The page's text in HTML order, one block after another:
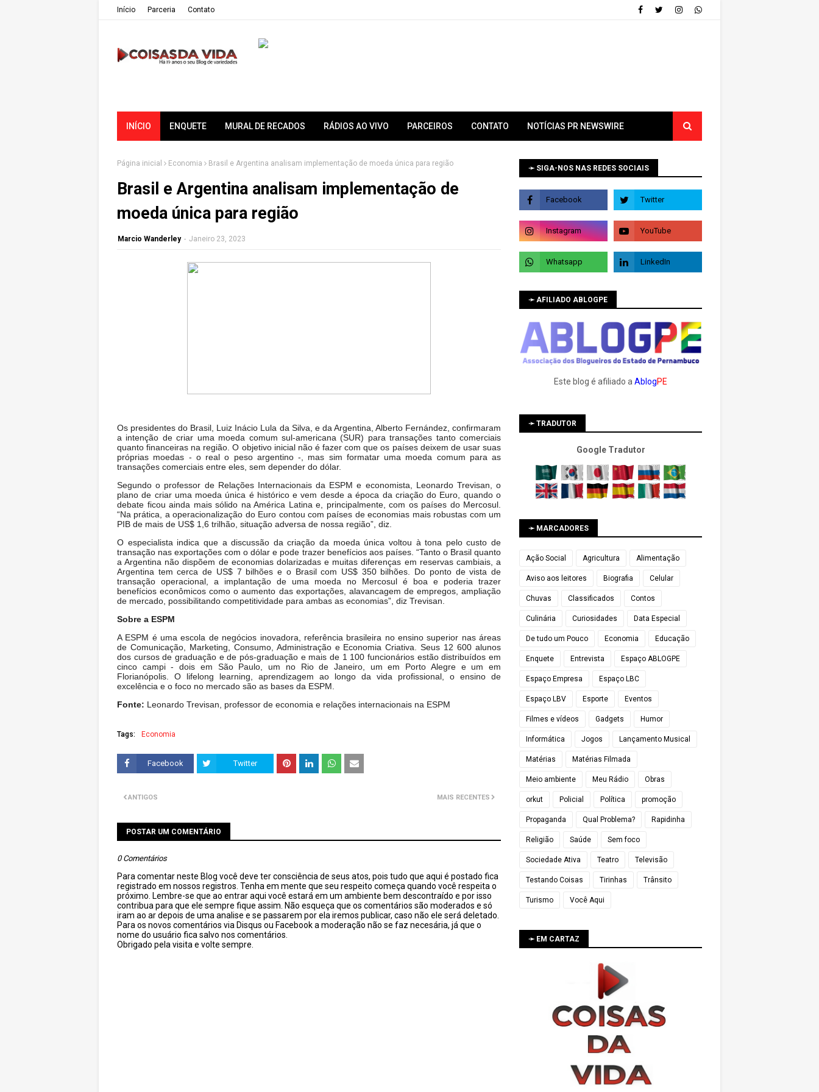
Iní­cio Parceria Contato
INÍCIO ENQUETE MURAL DE RECADOS RÁDIOS AO VIVO PARCEIROS CONTATO NOTÍCIAS PR NEWSWIRE
Página inicial Economia Brasil e Argentina analisam implementação de moeda única para região
Brasil e Argentina analisam implementação de
moeda única para região
Marcio Wanderley - Janeiro 23, 2023
Os presidentes do Brasil, Luiz Inácio Lula da Silva, e da Argentina, Alberto Fernández, confirmaram
a intenção de criar uma moeda comum sul-americana (SUR) para transações tanto comerciais
quanto financeiras na região. O objetivo inicial não é fazer com que os países deixem de usar suas
próprias moedas - o real o peso argentino -, mas sim formatar uma moeda comum para as
transações comerciais entre eles, sem depender do dólar.
Segundo o professor de Relações Internacionais da ESPM e economista, Leonardo Trevisan, o
plano de criar uma moeda única é histórico e vem desde a época da criação do Euro, quando o
debate ficou ainda mais sólido na América Latina e, principalmente, com os países do Mercosul.
“Na prática, a operacionalização do Euro contou com países de economias mais robustas com um
PIB de mais de US$ 1,6 trilhão, situação adversa de nossa região”, diz.
O especialista indica que a discussão da criação da moeda única voltou à tona pelo custo de
transação nas exportações com o dólar e pode trazer benefícios aos países. “Tanto o Brasil quanto
a Argentina não dispõem de economias dolarizadas e muitas diferenças em reservas cambiais, a
Argentina tem cerca de US$ 7 bilhões e o Brasil com US$ 350 bilhões. Do ponto de vista de
transação operacional, a implantação de uma moeda no Mercosul é boa e poderia trazer
benefícios econômicos como o aumento das exportações, alavancagem de empregos, ampliação
de mercado, possibilitando competitividade para ambas as economias”, diz Trevisan.
Sobre a ESPM
A ESPM é uma escola de negócios inovadora, referência brasileira no ensino superior nas áreas
de Comunicação, Marketing, Consumo, Administração e Economia Criativa. Seus 12 600 alunos
dos cursos de graduação e de pós-graduação e mais de 1 100 funcionários estão distribuídos em
cinco campi - dois em São Paulo, um no Rio de Janeiro, um em Porto Alegre e um em
Florianópolis. O lifelong learning, aprendizagem ao longo da vida profissional, o ensino de
excelência e o foco no mercado são as bases da ESPM.
Fonte: Leonardo Trevisan, professor de economia e relações internacionais na ESPM
Tags: Economia
Facebook Twitter
MAIS RECENTES
ANTIGOS
POSTAR UM COMENTÁRIO
0 Comentários
Para comentar neste Blog você deve ter consciência de seus atos, pois tudo que aqui é postado fica
registrado em nossos registros. Tenha em mente que seu respeito começa quando você respeita o
próximo. Lembre-se que ao entrar aqui você estará em um ambiente bem descontraído e por isso
contribua para que ele sempre fique assim. Não esqueça que os comentários são moderados e só
iram ao ar depois de uma analise e se passarem por ela iremos publicar, caso não ele será deletado.
Para os novos comentários via Disqus ou Facebook a moderação não se faz necesária, já que o
nome do usuário fica salvo nos comentários.
Obrigado pela visita e volte sempre.
➛ SIGA-NOS NAS REDES SOCIAIS
➛ AFILIADO ABLOGPE
Este blog é afiliado a AblogPE
➛ TRADUTOR
Google Tradutor
➛ MARCADORES
Ação Social Agricultura Alimentação
Aviso aos leitores Biografia Celular
Chuvas Classificados Contos
Culinária Curiosidades Data Especial
De tudo um Pouco Economia Educação
Enquete Entrevista Espaço ABLOGPE
Espaço Empresa Espaço LBC
Espaço LBV Esporte Eventos
Filmes e vídeos Gadgets Humor
Informática Jogos Lançamento Musical
Matérias Matérias Filmada
Meio ambiente Meu Rádio Obras
orkut Policial Política promoção
Propaganda Qual Problema? Rapidinha
Religião Saúde Sem foco
Sociedade Ativa Teatro Televisão
Testando Coisas Tirinhas Trânsito
Turismo Você Aqui
➛ EM CARTAZ